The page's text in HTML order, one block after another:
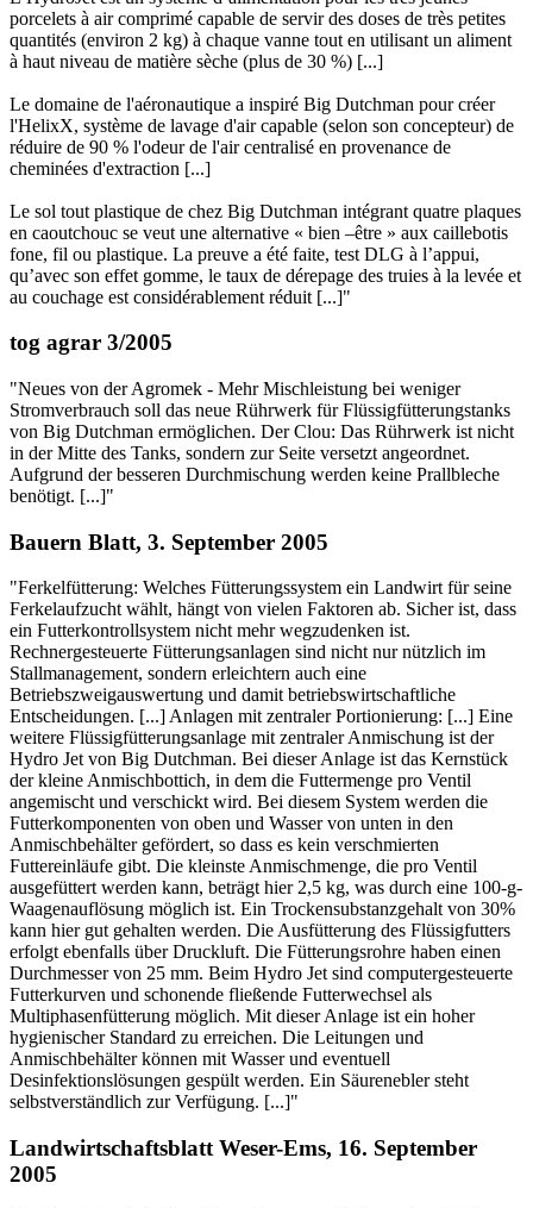
porcelets à air comprimé capable de servir des doses de très petites
quantités (environ 2 kg) à chaque vanne tout en utilisant un aliment
à haut niveau de matière sèche (plus de 30 %) [...]
Le domaine de l'aéronautique a inspiré Big Dutchman pour créer
l'HelixX, système de lavage d'air capable (selon son concepteur) de
réduire de 90 % l'odeur de l'air centralisé en provenance de
cheminées d'extraction [...]
Le sol tout plastique de chez Big Dutchman intégrant quatre plaques
en caoutchouc se veut une alternative « bien –être » aux caillebotis
fone, fil ou plastique. La preuve a été faite, test DLG à l’appui,
qu’avec son effet gomme, le taux de dérepage des truies à la levée et
au couchage est considérablement réduit [...]"
tog agrar 3/2005
"Neues von der Agromek - Mehr Mischleistung bei weniger
Stromverbrauch soll das neue Rührwerk für Flüssigfütterungstanks
von Big Dutchman ermöglichen. Der Clou: Das Rührwerk ist nicht
in der Mitte des Tanks, sondern zur Seite versetzt angeordnet.
Aufgrund der besseren Durchmischung werden keine Prallbleche
benötigt. [...]"
Bauern Blatt, 3. September 2005
"Ferkelfütterung: Welches Fütterungssystem ein Landwirt für seine
Ferkelaufzucht wählt, hängt von vielen Faktoren ab. Sicher ist, dass
ein Futterkontrollsystem nicht mehr wegzudenken ist.
Rechnergesteuerte Fütterungsanlagen sind nicht nur nützlich im
Stallmanagement, sondern erleichtern auch eine
Betriebszweigauswertung und damit betriebswirtschaftliche
Entscheidungen. [...] Anlagen mit zentraler Portionierung: [...] Eine
weitere Flüssigfütterungsanlage mit zentraler Anmischung ist der
Hydro Jet von Big Dutchman. Bei dieser Anlage ist das Kernstück
der kleine Anmischbottich, in dem die Futtermenge pro Ventil
angemischt und verschickt wird. Bei diesem System werden die
Futterkomponenten von oben und Wasser von unten in den
Anmischbehälter gefördert, so dass es kein verschmierten
Futtereinläufe gibt. Die kleinste Anmischmenge, die pro Ventil
ausgefüttert werden kann, beträgt hier 2,5 kg, was durch eine 100-g-
Waagenauflösung möglich ist. Ein Trockensubstanzgehalt von 30%
kann hier gut gehalten werden. Die Ausfütterung des Flüssigfutters
erfolgt ebenfalls über Druckluft. Die Fütterungsrohre haben einen
Durchmesser von 25 mm. Beim Hydro Jet sind computergesteuerte
Futterkurven und schonende fließende Futterwechsel als
Multiphasenfütterung möglich. Mit dieser Anlage ist ein hoher
hygienischer Standard zu erreichen. Die Leitungen und
Anmischbehälter können mit Wasser und eventuell
Desinfektionslösungen gespült werden. Ein Säurenebler steht
selbstverständlich zur Verfügung. [...]"
Landwirtschaftsblatt Weser-Ems, 16. September
2005